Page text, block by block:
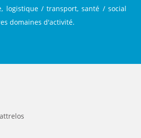
logistique / transport, santé / social
domaines d'activité.